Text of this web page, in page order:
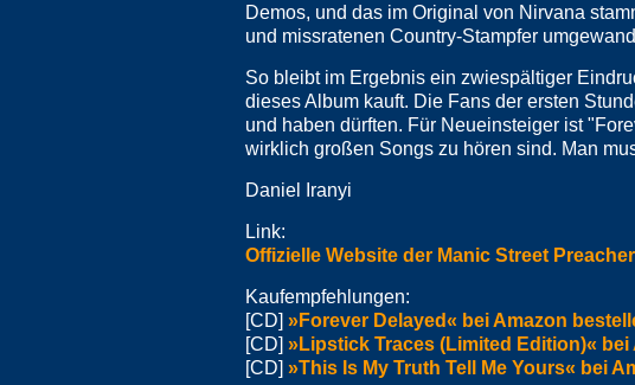
Demos, und das im Original von Nirvana
und missratenen Country-Stampfer
So bleibt im Ergebnis ein zwiespältiger
dieses Album kauft. Die Fans der ersten
und haben dürften. Für Neueinsteiger ist
wirklich großen Songs zu hören sind. Man
Daniel Iranyi
Link:
Offizielle Website der Manic Street
Kaufempfehlungen:
[CD] »Forever Delayed« bei Amazon
[CD] »Lipstick Traces (Limited Edition)« bei
[CD] »This Is My Truth Tell Me Yours« bei